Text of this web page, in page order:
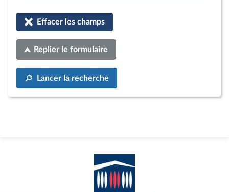
Effacer les champs
Replier le formulaire
Lancer la recherche